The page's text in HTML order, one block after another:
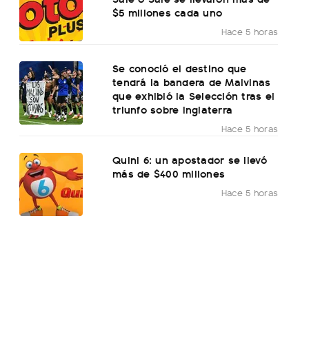
$5 millones cada uno
Hace 5 horas
Se conoció el destino que
tendrá la bandera de Malvinas
que exhibió la Selección tras el
triunfo sobre Inglaterra
Hace 5 horas
Quini 6: un apostador se llevó
más de $400 millones
Hace 5 horas